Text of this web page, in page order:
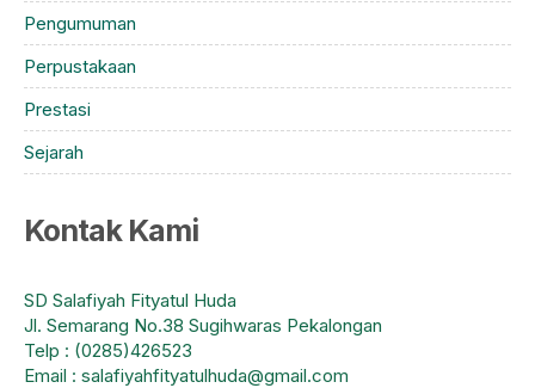
Pengumuman
Perpustakaan
Prestasi
Sejarah
Kontak Kami
SD Salafiyah Fityatul Huda
Jl. Semarang No.38 Sugihwaras Pekalongan
Telp : (0285)426523
Email : salafiyahfityatulhuda@gmail.com